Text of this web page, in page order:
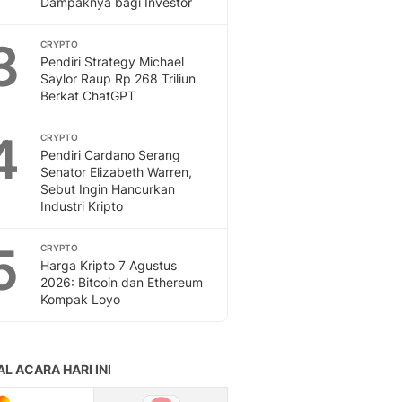
CRYPTO
Pendiri Strategy Michael
Saylor Raup Rp 268 Triliun
Berkat ChatGPT
CRYPTO
Pendiri Cardano Serang
Senator Elizabeth Warren,
Sebut Ingin Hancurkan
Industri Kripto
CRYPTO
Harga Kripto 7 Agustus
2026: Bitcoin dan Ethereum
Kompak Loyo